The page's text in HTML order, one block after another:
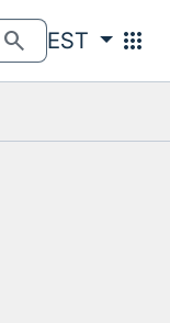
search EST apps